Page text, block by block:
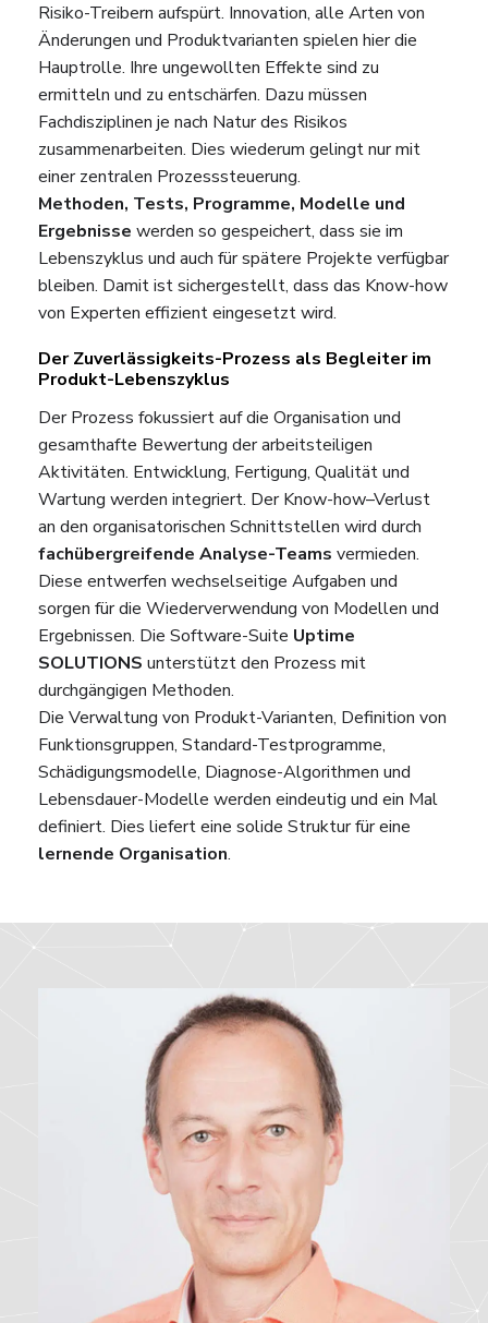
Risiko-Treibern aufspürt. Innovation, alle Arten von
Änderungen und Produktvarianten spielen hier die
Hauptrolle. Ihre ungewollten Effekte sind zu
ermitteln und zu entschärfen. Dazu müssen
Fachdisziplinen je nach Natur des Risikos
zusammenarbeiten. Dies wiederum gelingt nur mit
einer zentralen Prozesssteuerung.
Methoden, Tests, Programme, Modelle und
Ergebnisse werden so gespeichert, dass sie im
Lebenszyklus und auch für spätere Projekte verfügbar
bleiben. Damit ist sichergestellt, dass das Know-how
von Experten effizient eingesetzt wird.
Der Zuverlässigkeits-Prozess als Begleiter im
Produkt-Lebenszyklus
Der Prozess fokussiert auf die Organisation und
gesamthafte Bewertung der arbeitsteiligen
Aktivitäten. Entwicklung, Fertigung, Qualität und
Wartung werden integriert. Der Know-how–Verlust
an den organisatorischen Schnittstellen wird durch
fachübergreifende Analyse-Teams vermieden.
Diese entwerfen wechselseitige Aufgaben und
sorgen für die Wiederverwendung von Modellen und
Ergebnissen. Die Software-Suite Uptime
SOLUTIONS unterstützt den Prozess mit
durchgängigen Methoden.
Die Verwaltung von Produkt-Varianten, Definition von
Funktionsgruppen, Standard-Testprogramme,
Schädigungsmodelle, Diagnose-Algorithmen und
Lebensdauer-Modelle werden eindeutig und ein Mal
definiert. Dies liefert eine solide Struktur für eine
lernende Organisation.